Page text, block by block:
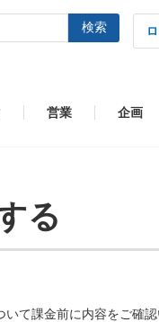
検索
営業 企画
る
て課金前に内容をご確認